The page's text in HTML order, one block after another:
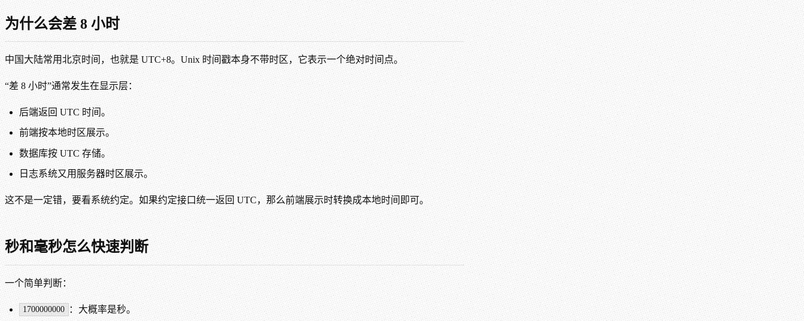
为什么会差 8 小时
中国大陆常用北京时间，也就是 UTC+8。Unix 时间戳本身不带时区，它表示一个绝对时间点。
“差 8 小时”通常发生在显示层：
后端返回 UTC 时间。
前端按本地时区展示。
数据库按 UTC 存储。
日志系统又用服务器时区展示。
这不是一定错，要看系统约定。如果约定接口统一返回 UTC，那么前端展示时转换成本地时间即可。
秒和毫秒怎么快速判断
一个简单判断：
1700000000 ：大概率是秒。